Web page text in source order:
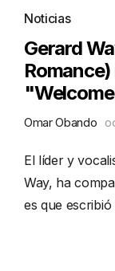
Noticias
Gerard
Omar Obando
El líder y
Way, ha
es que